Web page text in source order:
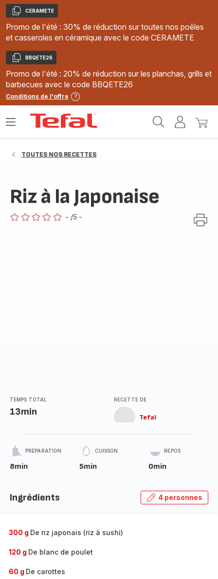
Copier
CERAMETE
Promo de l'été : 30% de réduction sur toutes nos poêles
et casseroles en céramique avec le code CERAMETE
Copier
BBQETE26
Promo de l'été : 20% de réduction sur les planchas, grills et
barbecues avec le code BBQETE26
Conditions de l'offre
MonMon
Ouvrir
TOUTES NOS RECETTES
Riz à la Japonaise
- /5 -
TEMPS TOTAL
13min
RECETTE DE
Tefal
PRÉPARATION
8min
CUISSON
5min
REPOS
0min
Ingrédients 4 personnes
300 g De riz japonais (riz à sushi)
120 g De blanc de poulet
60 g De carottes